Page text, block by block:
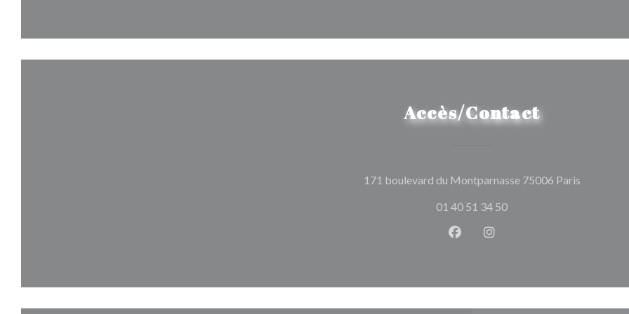
Accès/Contact
171 boulevard du Montparnasse 75006 Paris((ouvre
01 40 51 34 50
Facebook ((ouvre une nouvelle
Instagram ((ouvre une